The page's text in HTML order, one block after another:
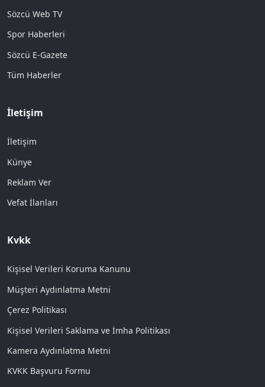
Sözcü Web TV
Spor Haberleri
Sözcü E-Gazete
Tüm Haberler
İletişim
İletişim
Künye
Reklam Ver
Vefat İlanları
Kvkk
Kişisel Verileri Koruma Kanunu
Müşteri Aydınlatma Metni
Çerez Politikası
Kişisel Verileri Saklama ve İmha Politikası
Kamera Aydınlatma Metni
KVKK Başvuru Formu